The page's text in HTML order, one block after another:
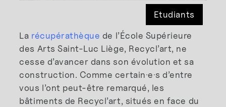
Etudiants
La récupérathèque de l’École Supérieure
des Arts Saint-Luc Liège, Recycl’art, ne
cesse d’avancer dans son évolution et sa
construction. Comme certain·e·s d’entre
vous l’ont peut-être remarqué, les
bâtiments de Recycl’art, situés en face du